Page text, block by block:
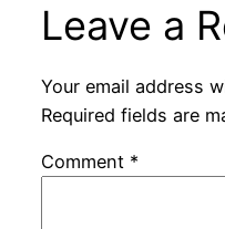
Leave a
Your email address
Required fields are
Comment *